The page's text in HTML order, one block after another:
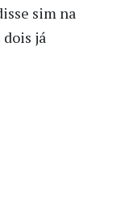
sim na
já